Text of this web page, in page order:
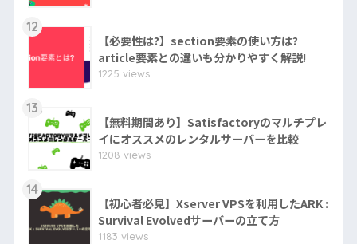
12
【必要性は?】section要素の使い方は?
article要素との違いも分かりやすく解説!
1225 views
13
【無料期間あり】Satisfactoryのマルチプレ
イにオススメのレンタルサーバーを比較
1208 views
14
【初心者必見】Xserver VPSを利用したARK :
Survival Evolvedサーバーの立て方
1183 views